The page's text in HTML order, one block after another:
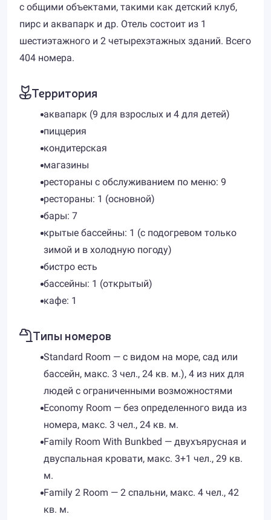
с общими объектами, такими как детский клуб,
пирс и аквапарк и др. Отель состоит из 1
шестиэтажного и 2 четырехэтажных зданий. Всего
404 номера.
Территория
аквапарк (9 для взрослых и 4 для детей)
пиццерия
кондитерская
магазины
рестораны с обслуживанием по меню: 9
рестораны: 1 (основной)
бары: 7
крытые бассейны: 1 (с подогревом только
зимой и в холодную погоду)
бистро есть
бассейны: 1 (открытый)
кафе: 1
Типы номеров
Standard Room — с видом на море, сад или
бассейн, макс. 3 чел., 24 кв. м.), 4 из них для
людей с ограниченными возможностями
Economy Room — без определенного вида из
номера, макс. 3 чел., 24 кв. м.
Family Room With Bunkbed — двухъярусная и
двуспальная кровати, макс. 3+1 чел., 29 кв.
м.
Family 2 Room — 2 спальни, макс. 4 чел., 42
кв. м.